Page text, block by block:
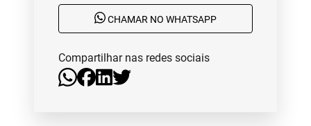
CHAMAR NO WHATSAPP
Compartilhar nas redes sociais